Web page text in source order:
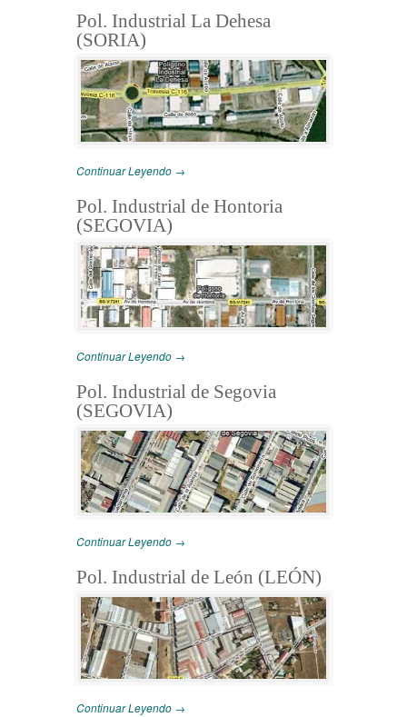
Pol. Industrial La Dehesa
(SORIA)
Continuar Leyendo →
Pol. Industrial de Hontoria
(SEGOVIA)
Continuar Leyendo →
Pol. Industrial de Segovia
(SEGOVIA)
Continuar Leyendo →
Pol. Industrial de León (LEÓN)
Continuar Leyendo →